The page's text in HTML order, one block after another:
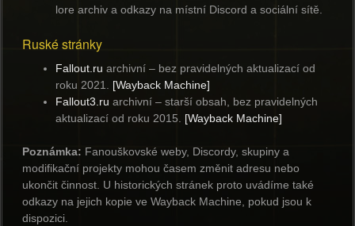
lore archiv a odkazy na místní Discord a sociální sítě.
Ruské stránky
Fallout.ru archivní – bez pravidelných aktualizací od
roku 2021.
[Wayback Machine]
Fallout3.ru archivní – starší obsah, bez pravidelných
aktualizací od roku 2015.
[Wayback Machine]
Poznámka: Fanouškovské weby, Discordy, skupiny a
modifikační projekty mohou časem změnit adresu nebo
ukončit činnost. U historických stránek proto uvádíme také
odkazy na jejich kopie ve Wayback Machine, pokud jsou k
dispozici.